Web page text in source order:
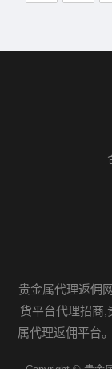
贵金属代理返佣
货平台代理招商,
属代理返佣平台